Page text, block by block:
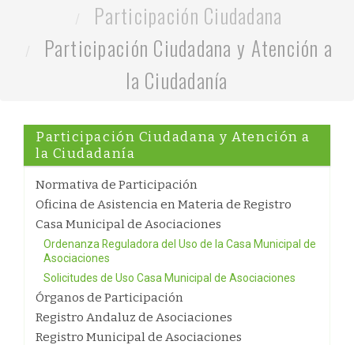
Participación Ciudadana
Participación Ciudadana y Atención a
la Ciudadanía
Participación Ciudadana y Atención a
la Ciudadanía
Normativa de Participación
Oficina de Asistencia en Materia de Registro
Casa Municipal de Asociaciones
Ordenanza Reguladora del Uso de la Casa Municipal de
Asociaciones
Solicitudes de Uso Casa Municipal de Asociaciones
Órganos de Participación
Registro Andaluz de Asociaciones
Registro Municipal de Asociaciones